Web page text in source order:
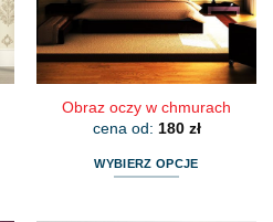
na
stronie
produktu
Obraz oczy w chmurach
cena od: 180 zł
WYBIERZ OPCJE